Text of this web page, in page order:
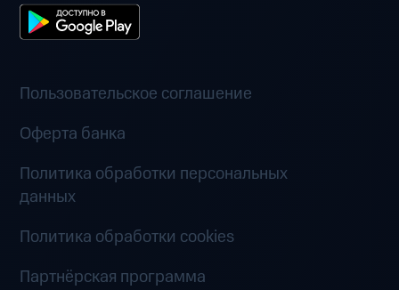
Пользовательское соглашение
Оферта банка
Политика обработки персональных
данных
Политика обработки cookies
Партнёрская программа